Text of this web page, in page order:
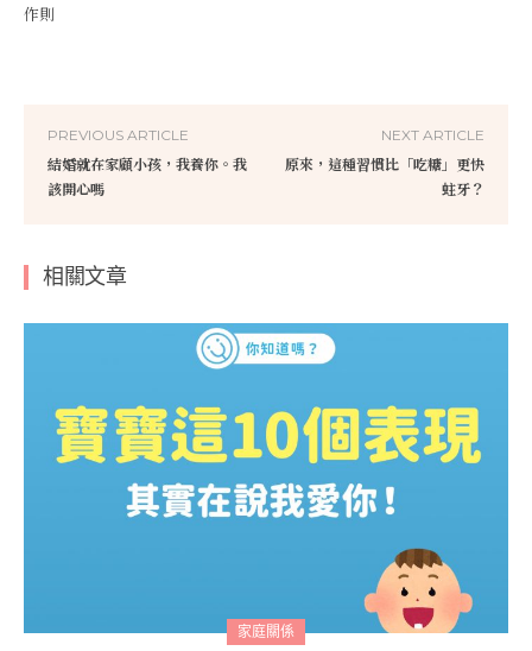
作則
PREVIOUS ARTICLE
結婚就在家顧小孩，我養你。我
該開心嗎
NEXT ARTICLE
原來，這種習慣比「吃糖」更快
蛀牙？
相關文章
家庭關係